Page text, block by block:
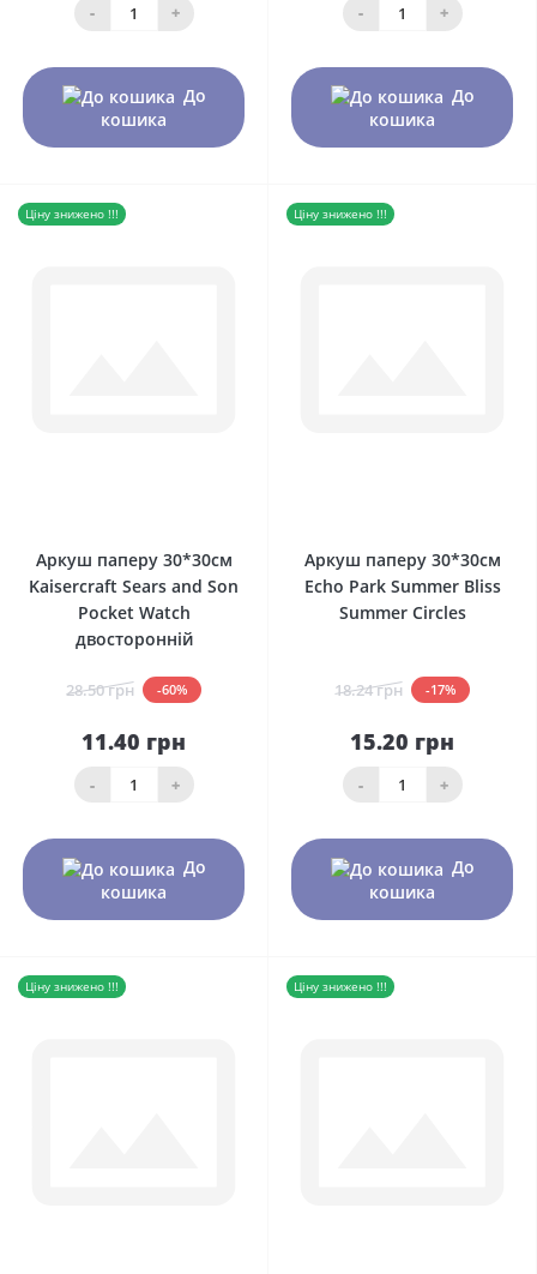
- +
До
кошика
- +
До
кошика
Ціну знижено !!!
Аркуш паперу 30*30см
Kaisercraft Sears and Son
Pocket Watch
двосторонній
28.50 грн -60%
11.40 грн
- +
До
кошика
Ціну знижено !!!
Аркуш паперу 30*30см
Echo Park Summer Bliss
Summer Circles
18.24 грн -17%
15.20 грн
- +
До
кошика
Ціну знижено !!! Ціну знижено !!!